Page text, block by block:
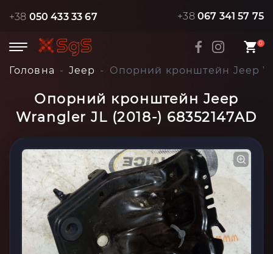
+38 050 433 33 67 +38 067 341 57 75
0
Головна Jeep Опорний кронштейн Jeep
Опорний кронштейн Jeep
Wrangler JL (2018-) 68352147AD